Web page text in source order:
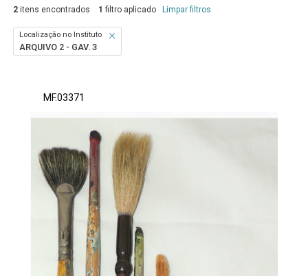
2itens encontrados 1 filtro aplicado Limpar filtros
Localização no Instituto
ARQUIVO 2 - GAV. 3
Resultados da lista de itens
MF.03371